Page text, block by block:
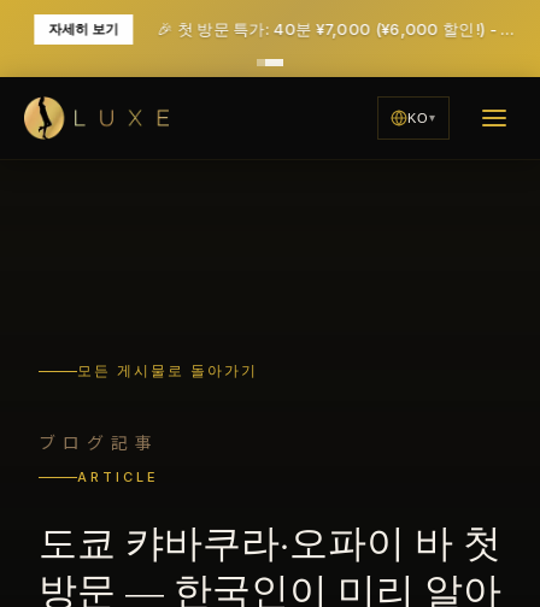
🎉 첫 방문 특가: 40분 ¥7,000 (¥6,000 할인!) - 세금 및 서비스 요금 포함 자세히 보기
KO
모든 게시물로 돌아가기
ブログ記事
ARTICLE
도쿄 캬바쿠라·오파이 바 첫
방문 — 한국인이 미리 알아